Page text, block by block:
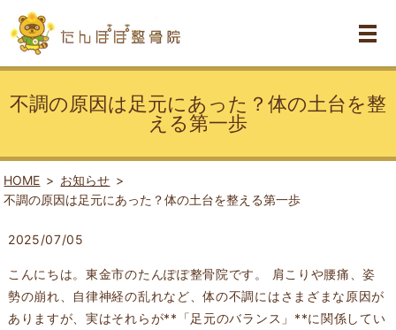
不調の原因は足元にあった？体の土台を整
える第一歩
HOME
お知らせ
不調の原因は足元にあった？体の土台を整える第一歩
2025/07/05
こんにちは。東金市のたんぽぽ整骨院です。 肩こりや腰痛、姿
勢の崩れ、自律神経の乱れなど、体の不調にはさまざまな原因が
ありますが、実はそれらが**「足元のバランス」**に関係してい